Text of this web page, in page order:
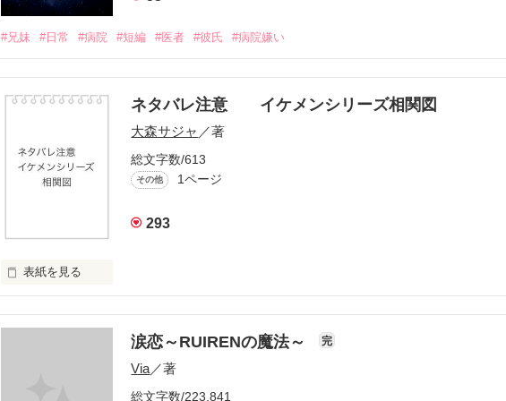
#兄妹 #日常 #病院 #短編 #医者 #彼氏 #病院嫌い
ネタバレ注意 イケメンシリーズ相関図
大森サジャ ／著
総文字数/613
その他 1ページ
293
表紙を見る
作品を読むのに役立てばと思います
涙恋～RUIRENの魔法～ 完
Via／著
総文字数/223,841